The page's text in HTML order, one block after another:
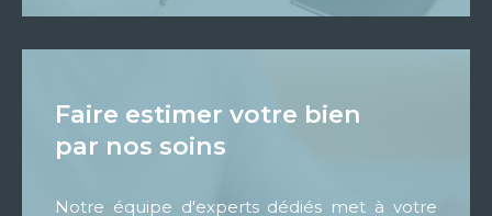
faire estimer votre bien
par nos soins
Notre équipe d'experts dédiés met à votre